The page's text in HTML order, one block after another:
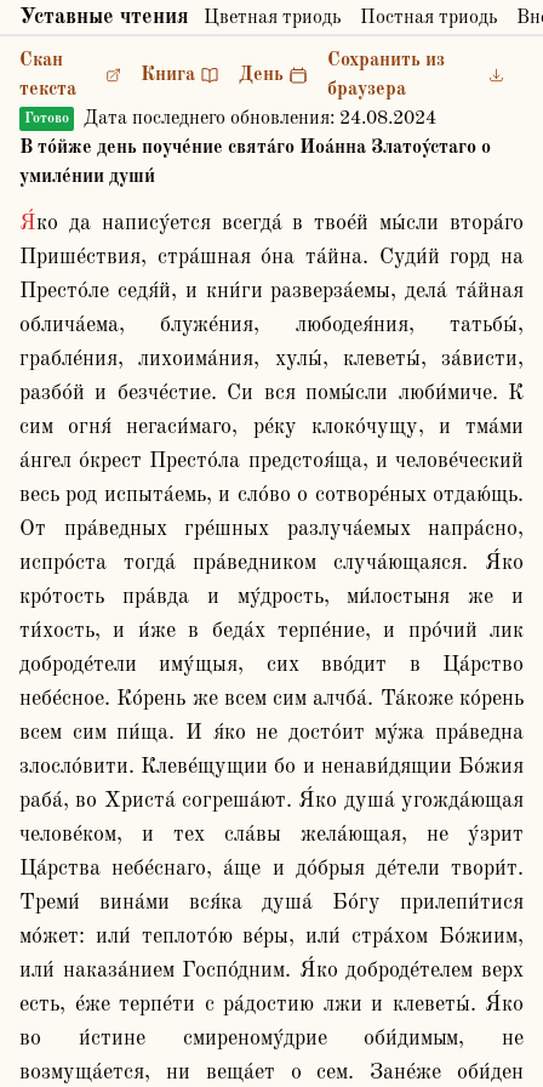
Уставные чтения Цветная триодь Постная триодь
Скан
текста
Книга День
Сохранить из
браузера
Готово Дата последнего обновления: 24.08.2024
В то́йже день поуче́ние свята́го Иоа́нна Златоу́стаго о
умиле́нии души́
Я́ко да напису́ется всегда́ в твое́й мы́сли втора́го
Прише́ствия, стра́шная о́на та́йна. Суди́й горд на
Престо́ле седя́й, и кни́ги разверза́емы, дела́ та́йная
облича́ема, блуже́ния, любодея́ния, татьбы́,
грабле́ния, лихоима́ния, хулы́, клеветы́, за́висти,
разбо́й и безче́стие. Си вся помы́сли люби́миче. К
сим огня́ негаси́маго, ре́ку клоко́чущу, и тма́ми
а́нгел о́крест Престо́ла предстоя́ща, и челове́ческий
весь род испыта́емь, и сло́во о сотворе́ных отдаю́щь.
От пра́ведных гре́шных разлуча́емых напра́сно,
испро́ста тогда́ пра́ведником случа́ющаяся. Я́ко
кро́тость пра́вда и му́дрость, ми́лостыня же и
ти́хость, и и́же в беда́х терпе́ние, и про́чий лик
доброде́тели иму́щыя, сих вво́дит в Ца́рство
небе́сное. Ко́рень же всем сим алчба́. Та́коже ко́рень
всем сим пи́ща. И я́ко не досто́ит му́жа пра́ведна
злосло́вити. Клеве́щущии бо и ненави́дящии Бо́жия
раба́, во Христа́ согреша́ют. Я́ко душа́ угожда́ющая
челове́ком, и тех сла́вы жела́ющая, не у́зрит
Ца́рства небе́снаго, а́ще и до́брыя де́тели твори́т.
Треми́ вина́ми вся́ка душа́ Бо́гу прилепи́тися
мо́жет: или́ теплото́ю ве́ры, или́ стра́хом Бо́жиим,
или́ наказа́нием Госпо́дним. Я́ко доброде́телем верх
есть, е́же терпе́ти с ра́достию лжи и клеветы́. Я́ко
во и́стине смиреному́дрие оби́димым, не
возмуща́ется, ни веща́ет о сем. Зане́же оби́ден